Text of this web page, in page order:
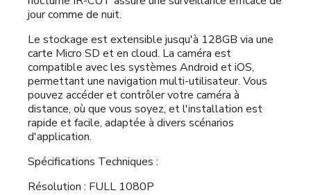
jour comme de nuit.
Le stockage est extensible jusqu'à 128GB via une
carte Micro SD et en cloud. La caméra est
compatible avec les systèmes Android et iOS,
permettant une navigation multi-utilisateur. Vous
pouvez accéder et contrôler votre caméra à
distance, où que vous soyez, et l'installation est
rapide et facile, adaptée à divers scénarios
d'application.
Spécifications Techniques :
Résolution : FULL 1080P